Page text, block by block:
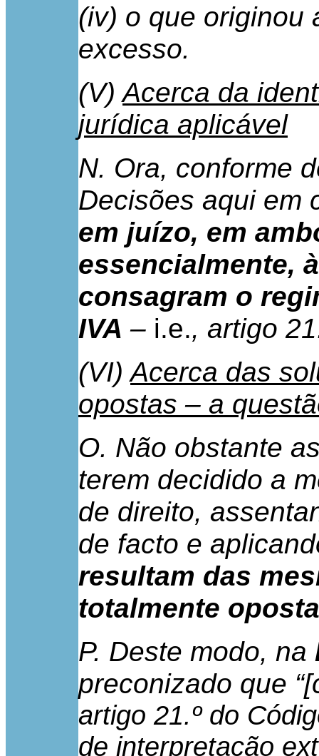
(iv) o que originou
excesso.
(V)Acerca da
jurídica aplicável
N. Ora, conforme
Decisões aqui em
em juízo, em
essencialmente,
consagram o
IVA – i.e., artigo
(VI)Acerca das
opostas – a
O. Não obstante
terem decidido a
de direito,
de facto e
resultam das
totalmente
P. Deste modo, na
preconizado que
artigo 21.º do
de interpretação